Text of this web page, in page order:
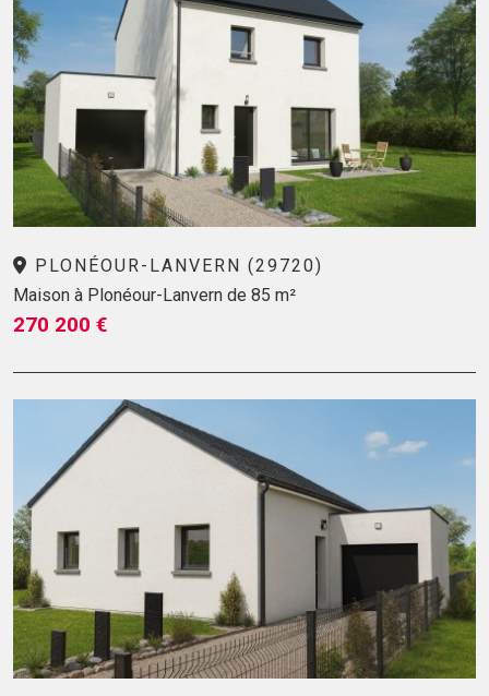
PLONÉOUR-LANVERN (29720)
Maison à Plonéour-Lanvern de 85 m²
270 200 €